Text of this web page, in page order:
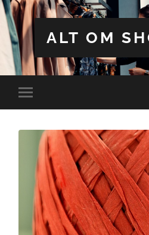
ALT OM
Toggle
mobile